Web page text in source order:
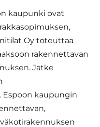
kaupunki ovat
Oy toteuttaa
rakennettavan
Jatke
Espoon kaupungin